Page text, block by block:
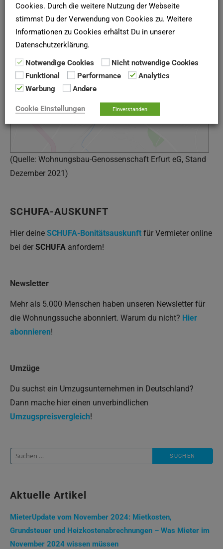
Google Maps
Google Karte laden
Die Karte wurde von Google Maps eingebettet.
Es gelten die
(Quelle: Wohnungsbau-Genossenschaft Erfurt eG, Stand
Dezember 2021)
SCHUFA-AUSKUNFT
Hier deine SCHUFA-Bonitätsauskunft für Vermieter online
bei der SCHUFA anfordern!
Newsletter
Mehr als 5.000 Menschen haben unseren Newsletter für
die Wohnungssuche abonniert. Warum du nicht? Hier
abonnieren!
Umzüge
Du suchst ein Umzugsunternehmen in Deutschland?
Dann mache hier einen unverbindlichen
Umzugspreisvergleich!
Suche
Aktuelle Artikel
MieterUpdate vom November 2024: Mietkosten,
Grundsteuer und Heizkostenabrechnungen – Was Mieter im
November 2024 wissen müssen
Cookies. Durch die weitere Nutzung der Webseite
stimmst Du der Verwendung von Cookies zu. Weitere
Informationen zu Cookies erhältst Du in unserer
Datenschutzerklärung.
Notwendige Cookies
Nicht notwendige Cookies
Funktional
Performance
Analytics
Werbung
Andere
Cookie Einstellungen Einverstanden